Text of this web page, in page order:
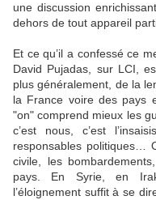
une discussion
dehors de tout appareil
Et ce qu’il a confessé ce
David Pujadas, sur LCI,
plus généralement, de la
la France voire des pays
"on" comprend mieux les
c’est nous, c’est
responsables politiques…
civile, les
pays. En Syrie, en Irak
l’éloignement suffit à se